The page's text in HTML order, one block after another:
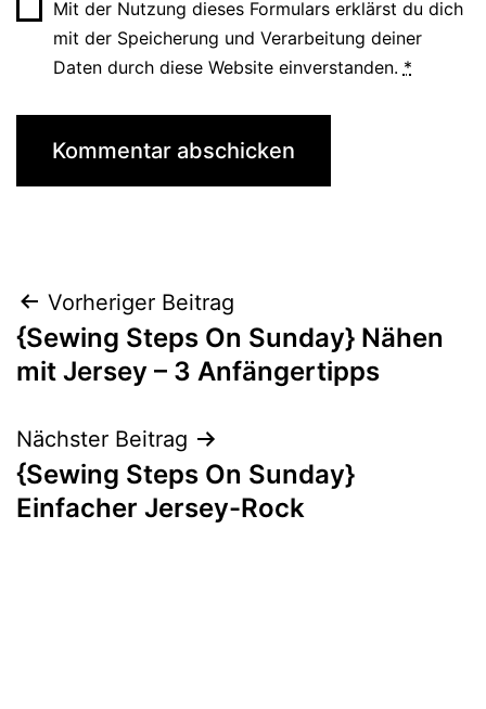
Mit der Nutzung dieses Formulars erklärst du dich
mit der Speicherung und Verarbeitung deiner
Daten durch diese Website einverstanden. *
Beitragsnavigation
Vorheriger Beitrag
{Sewing Steps On Sunday} Nähen
mit Jersey – 3 Anfängertipps
Nächster Beitrag
{Sewing Steps On Sunday}
Einfacher Jersey-Rock